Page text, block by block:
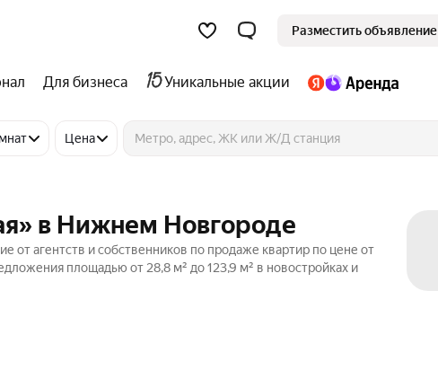
Разместить объявление
Для бизнеса Уникальные акции
Цена
в Нижнем Новгороде
агентств и собственников по продаже квартир по цене от
площадью от 28,8 м² до 123,9 м² в новостройках и